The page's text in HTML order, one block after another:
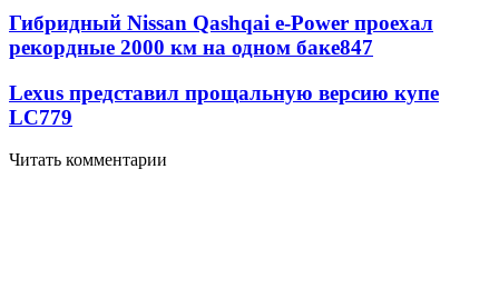
Гибридный Nissan Qashqai e-Power проехал
рекордные 2000 км на одном баке847
Lexus представил прощальную версию купе
LC779
Читать комментарии